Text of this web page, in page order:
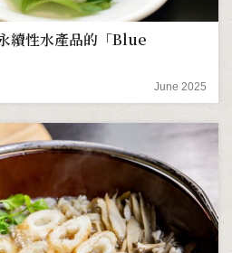
續性水產品的「Blue
June 2025